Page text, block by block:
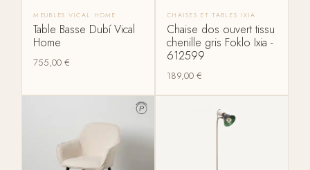
MEUBLES VICAL HOME
Table Basse Dubí Vical
Home
755,00€
CHAISES ET TABLES IXIA
Chaise dos ouvert tissu
chenille gris Foklo Ixia -
612599
189,00 €